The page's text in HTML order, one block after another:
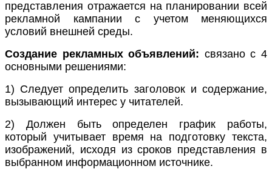
представления отражается на планировании всей
рекламной кампании с учетом меняющихся
условий внешней среды.
Создание рекламных объявлений: связано с 4
основными решениями:
1) Следует определить заголовок и содержание,
вызывающий интерес у читателей.
2) Должен быть определен график работы,
который учитывает время на подготовку текста,
изображений, исходя из сроков представления в
выбранном информационном источнике.